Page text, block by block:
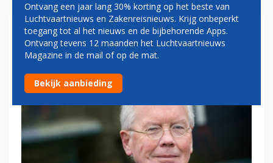
PROF. DR. HUGO ROOS:
LUCHTVRACHT 2.1
Ontvang een jaar lang 30% korting op het beste van
Luchtvaartnieuws en Zakenreisnieuws. Krijg onbeperkt
toegang tot al het nieuws en de bijbehorende Apps.
Ontvang tevens 12 maanden het Luchtvaartnieuws
Magazine in de mail of op de mat.
Bekijk aanbieding